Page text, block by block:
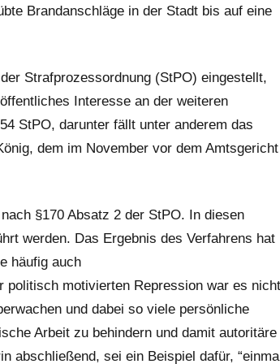
Brandanschläge in der Stadt bis auf eine
Strafprozessordnung (StPO) eingestellt,
Interesse an der weiteren
StPO, darunter fällt unter anderem das
dem im November vor dem Amtsgericht
§170 Absatz 2 der StPO. In diesen
werden. Das Ergebnis des Verfahrens hat
häufig auch
politisch motivierten Repression war es nicht
und dabei so viele persönliche
Arbeit zu behindern und damit autoritäre
abschließend, sei ein Beispiel dafür,